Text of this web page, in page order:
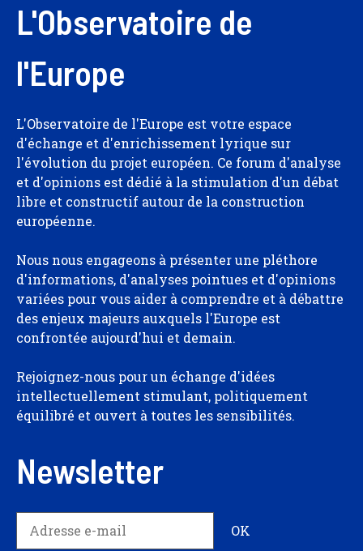
L'Observatoire de
l'Europe
L'Observatoire de l'Europe est votre espace
d'échange et d'enrichissement lyrique sur
l'évolution du projet européen. Ce forum d'analyse
et d'opinions est dédié à la stimulation d'un débat
libre et constructif autour de la construction
européenne.
Nous nous engageons à présenter une pléthore
d'informations, d'analyses pointues et d'opinions
variées pour vous aider à comprendre et à débattre
des enjeux majeurs auxquels l'Europe est
confrontée aujourd'hui et demain.
Rejoignez-nous pour un échange d'idées
intellectuellement stimulant, politiquement
équilibré et ouvert à toutes les sensibilités.
Newsletter